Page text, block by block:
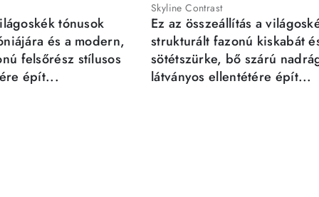
tónusok
és a modern,
felsőrész stílusos
épít...
Skyline Contrast
Ez az összeállítás a
strukturált fazonú kiskabát
sötétszürke, bő szárú
látványos ellentétére épít...